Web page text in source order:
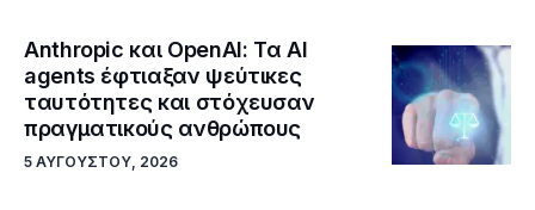
Anthropic και OpenAI: Τα AI
agents έφτιαξαν ψεύτικες
ταυτότητες και στόχευσαν
πραγματικούς ανθρώπους
5 ΑΥΓΟΎΣΤΟΥ, 2026